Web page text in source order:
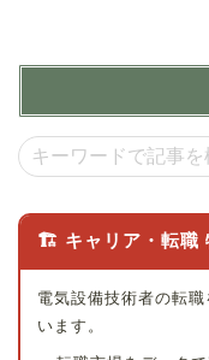
🏗 キャリア・転職
電気設備技術者の転
います。